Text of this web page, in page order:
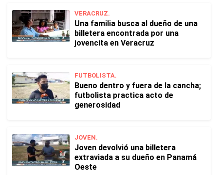
VERACRUZ.
Una familia busca al dueño de una
billetera encontrada por una
jovencita en Veracruz
FUTBOLISTA.
Bueno dentro y fuera de la cancha;
futbolista practica acto de
generosidad
JOVEN.
Joven devolvió una billetera
extraviada a su dueño en Panamá
Oeste